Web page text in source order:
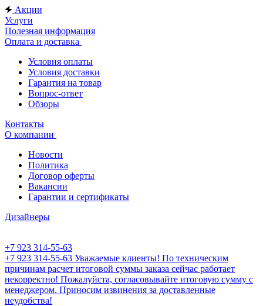
Акции
Услуги
Полезная информация
Оплата и доставка
Условия оплаты
Условия доставки
Гарантия на товар
Вопрос-ответ
Обзоры
Контакты
О компании
Новости
Политика
Договор оферты
Вакансии
Гарантии и сертификаты
Дизайнеры
+7 923 314-55-63
+7 923 314-55-63 Уважаемые клиенты! По техническим
причинам расчет итоговой суммы заказа сейчас работает
некорректно! Пожалуйста, согласовывайте итоговую сумму с
менеджером. Приносим извинения за доставленные
неудобства!